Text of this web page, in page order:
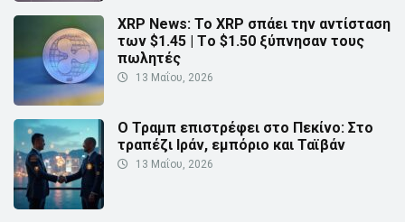
XRP News: Το XRP σπάει την αντίσταση
των $1.45 | Τo $1.50 ξύπνησαν τους
πωλητές
13 Μαΐου, 2026
Ο Τραμπ επιστρέφει στο Πεκίνο: Στο
τραπέζι Ιράν, εμπόριο και Ταϊβάν
13 Μαΐου, 2026